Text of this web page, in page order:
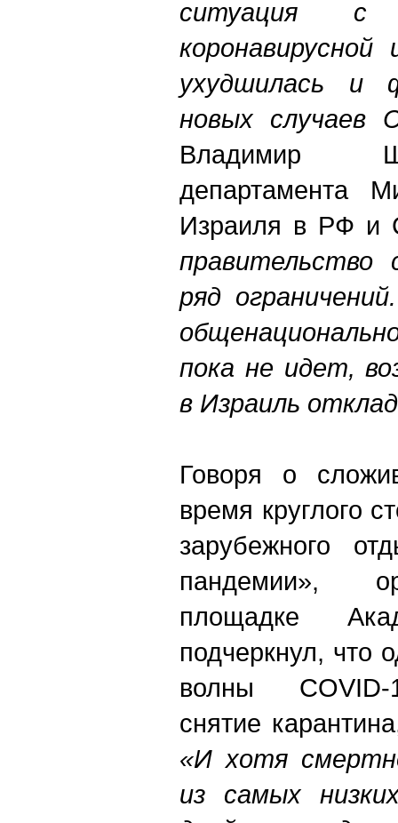
ситуация с
ухудшилась и
новых случаев
Владимир
департамента
Израиля в РФ и
правительство
ряд
пока не идет,
в Израиль
Говоря о
время круглого
зарубежного
пандемии»,
площадке
подчеркнул, что
волны
снятие
«И хотя
из самых